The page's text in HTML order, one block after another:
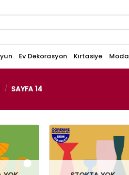
Ev Dekorasyon Kırtasiye Moda
/ SAYFA 14